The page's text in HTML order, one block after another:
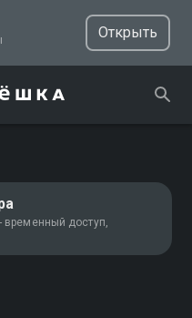
Открыть
временный доступ,